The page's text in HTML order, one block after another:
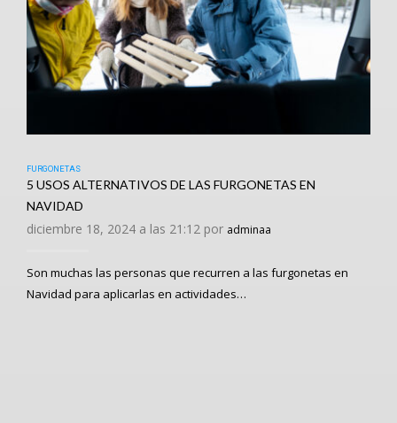
FURGONETAS
5 USOS ALTERNATIVOS DE LAS FURGONETAS EN
NAVIDAD
diciembre 18, 2024 a las 21:12 por adminaa
Son muchas las personas que recurren a las furgonetas en
Navidad para aplicarlas en actividades…